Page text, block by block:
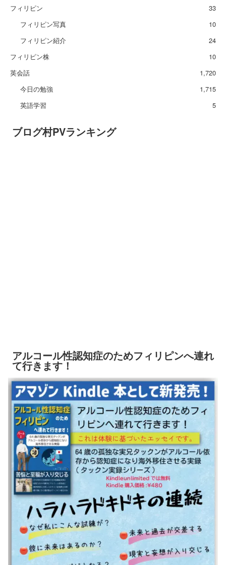
フィリピン
33
フィリピン写真
10
フィリピン紹介
24
フィリピン株
10
英会話
1,720
今日の勉強
1,715
英語学習
5
ブログ村PVランキング
アルコール性認知症のためフィリピンへ連れ
て行きます！